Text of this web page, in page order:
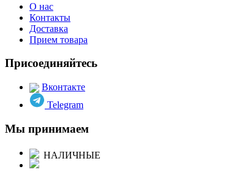
О нас
Контакты
Доставка
Прием товара
Присоединяйтесь
Вконтакте
Telegram
Мы принимаем
НАЛИЧНЫЕ